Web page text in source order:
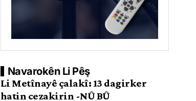
Navarokên Li Pêş
Li Metînayê çalakî: 13 dagirker
hatin cezakirin -NÛ BÛ